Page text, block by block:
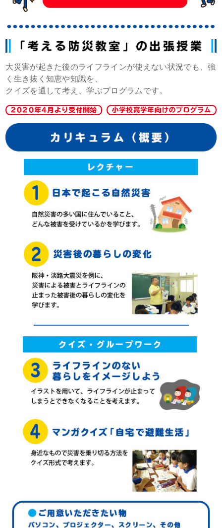
大災害が起きた後のライフラインが使えない状況でも、強
く生き抜く知恵や知識を、
クイズを通して考え、学ぶプログラムです。